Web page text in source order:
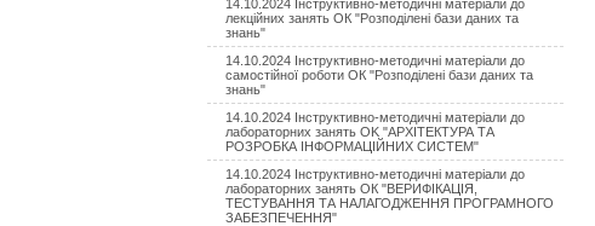
14.10.2024 Інструктивно-методичні матеріали до
лекційних занять ОК "Розподілені бази даних та
знань"
14.10.2024 Інструктивно-методичні матеріали до
самостійної роботи ОК "Розподілені бази даних та
знань"
14.10.2024 Інструктивно-методичні матеріали до
лабораторних занять OK "АРХІТЕКТУРА ТА
РОЗРОБКА ІНФОРМАЦІЙНИХ СИСТЕМ"
14.10.2024 Інструктивно-методичні матеріали до
лабораторних занять ОК "ВЕРИФІКАЦІЯ,
ТЕСТУВАННЯ ТА НАЛАГОДЖЕННЯ ПРОГРАМНОГО
ЗАБЕЗПЕЧЕННЯ"